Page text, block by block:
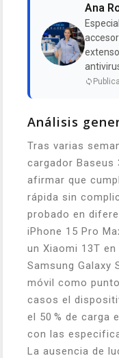
Ana
Análisis
Tras varias
cargador Baseus
afirmar que
rápida sin
probado en
iPhone 15 Pro
un Xiaomi 13T
Samsung Galaxy
móvil como
casos el
el 50 % de carga
con las
La ausencia de